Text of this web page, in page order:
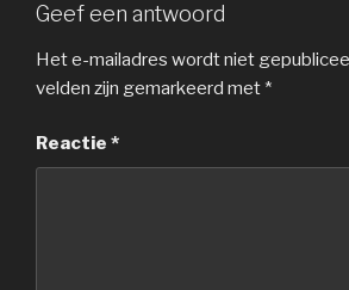
Geef een antwoord
Het e-mailadres wordt niet
velden zijn gemarkeerd met *
Reactie *